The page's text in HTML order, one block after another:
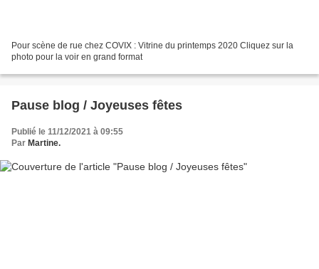
Pour scène de rue chez COVIX : Vitrine du printemps 2020 Cliquez sur la
photo pour la voir en grand format
Pause blog / Joyeuses fêtes
Publié le 11/12/2021 à 09:55
Par Martine.